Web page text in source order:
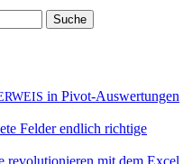
in Pivot-Auswertungen
Felder endlich richtige